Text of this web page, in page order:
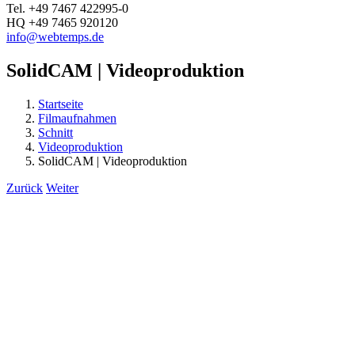
Facebook
Instagram
YouTube
LinkedIn
Tel. +49 7467 422995-0
HQ +49 7465 920120
info@webtemps.de
SolidCAM | Videoproduktion
Startseite
Filmaufnahmen
Schnitt
Videoproduktion
SolidCAM | Videoproduktion
Zurück Weiter